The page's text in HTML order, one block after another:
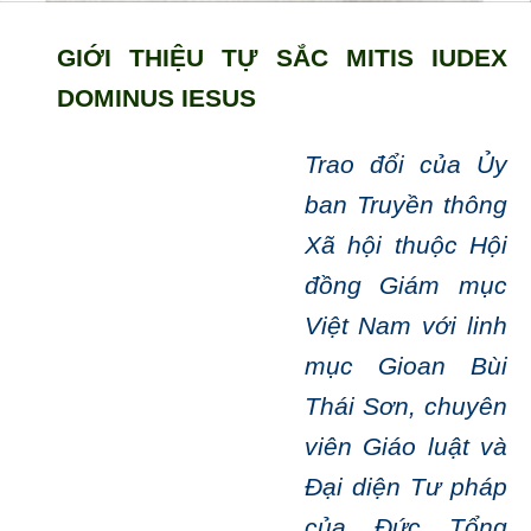
GIỚI THIỆU TỰ SẮC MITIS IUDEX
DOMINUS IESUS
Trao đổi của Ủy
ban Truyền thông
Xã hội thuộc Hội
đồng Giám mục
Việt Nam với linh
mục Gioan Bùi
Thái Sơn, chuyên
viên Giáo luật và
Đại diện Tư pháp